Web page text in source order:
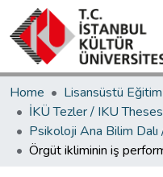
Home
İKÜ Tezler / IKU Theses